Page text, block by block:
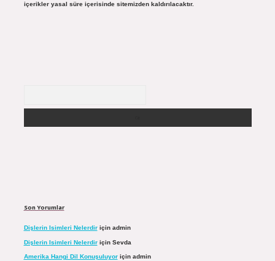
içerikler yasal süre içerisinde sitemizden kaldırılacaktır.
Son Yorumlar
Dişlerin Isimleri Nelerdiriçin admin
Dişlerin Isimleri Nelerdiriçin Sevda
Amerika Hangi Dil Konuşuluyoriçin admin